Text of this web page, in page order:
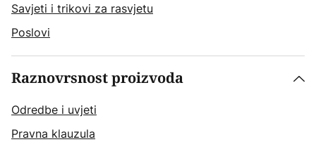
Savjeti i trikovi za rasvjetu
Poslovi
Raznovrsnost proizvoda
Odredbe i uvjeti
Pravna klauzula